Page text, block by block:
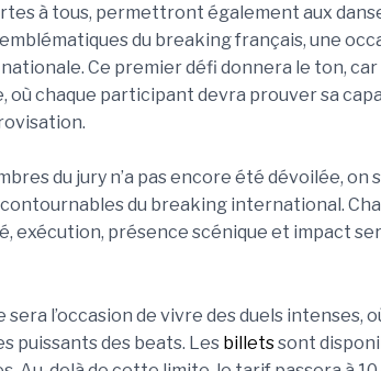
à tous, permettront également aux
du breaking français, une
Ce premier défi donnera le ton,
où chaque participant devra prouver sa
du jury n’a pas encore été dévoilée, on
du breaking international.
exécution, présence scénique et impact
sera l’occasion de vivre des duels intenses,
puissants des beats. Les billetssont